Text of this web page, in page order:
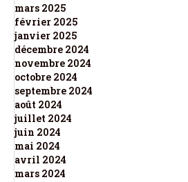
mars 2025
février 2025
janvier 2025
décembre 2024
novembre 2024
octobre 2024
septembre 2024
août 2024
juillet 2024
juin 2024
mai 2024
avril 2024
mars 2024